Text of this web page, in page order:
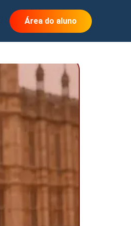
Área do aluno